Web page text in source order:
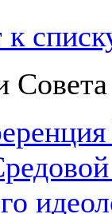
к
Совета